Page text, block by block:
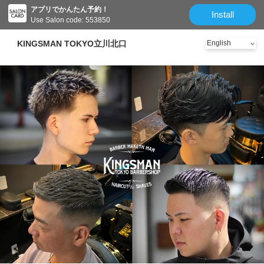
アプリでかんたん予約！
Use Salon code: 553850
Install
KINGSMAN TOKYO立川北口